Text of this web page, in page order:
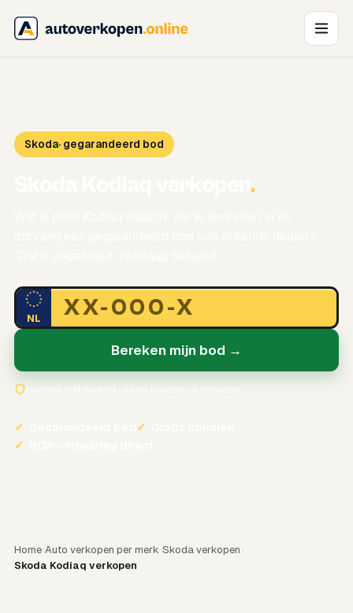
Skoda· gegarandeerd bod
.
NL
Bereken mijn bod →
✓ ✓
✓
Home Auto verkopen per merk Skoda verkopen
Skoda Kodiaq verkopen